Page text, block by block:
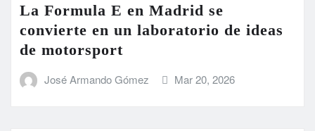
La Formula E en Madrid se
convierte en un laboratorio de ideas
de motorsport
José Armando Gómez Mar 20, 2026